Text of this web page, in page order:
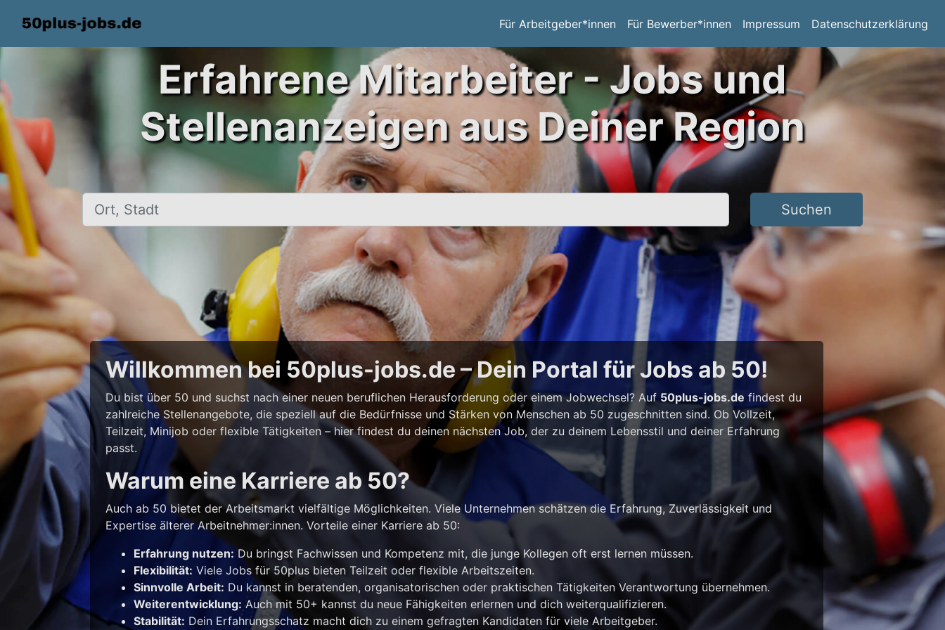
Für Arbeitgeber*innen Für Bewerber*innen Impressum Datenschutzerklärung
Erfahrene Mitarbeiter - Jobs und
Stellenanzeigen aus Deiner Region
Ort, Stadt Suchen
Willkommen bei 50plus-jobs.de – Dein Portal für Jobs ab 50!
Du bist über 50 und suchst nach einer neuen beruflichen Herausforderung oder einem Jobwechsel? Auf50plus-jobs.de findest du
zahlreiche Stellenangebote, die speziell auf die Bedürfnisse und Stärken von Menschen ab 50 zugeschnitten sind. Ob Vollzeit,
Teilzeit, Minijob oder flexible Tätigkeiten – hier findest du deinen nächsten Job, der zu deinem Lebensstil und deiner Erfahrung
passt.
Warum eine Karriere ab 50?
Auch ab 50 bietet der Arbeitsmarkt vielfältige Möglichkeiten. Viele Unternehmen schätzen die Erfahrung, Zuverlässigkeit und
Expertise älterer Arbeitnehmer:innen. Vorteile einer Karriere ab 50:
Erfahrung nutzen: Du bringst Fachwissen und Kompetenz mit, die junge Kollegen oft erst lernen müssen.
Flexibilität: Viele Jobs für 50plus bieten Teilzeit oder flexible Arbeitszeiten.
Sinnvolle Arbeit: Du kannst in beratenden, organisatorischen oder praktischen Tätigkeiten Verantwortung übernehmen.
Weiterentwicklung: Auch mit 50+ kannst du neue Fähigkeiten erlernen und dich weiterqualifizieren.
Stabilität: Dein Erfahrungsschatz macht dich zu einem gefragten Kandidaten für viele Arbeitgeber.